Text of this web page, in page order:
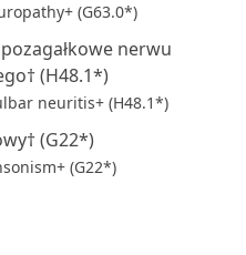
(G63.0*)
nerwu
(H48.1*)
neuritis+ (H48.1*)
(G22*)
(G22*)